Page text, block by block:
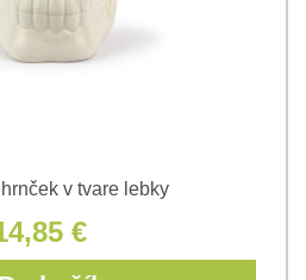
v tvare lebky
€